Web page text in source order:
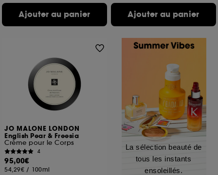
Ajouter au panier Ajouter au panier
JO MALONE LONDON
English Pear & Freesia
Crème pour le Corps
4
95,00€
54,29€ / 100ml
La sélection beauté de
tous les instants
ensoleillés.